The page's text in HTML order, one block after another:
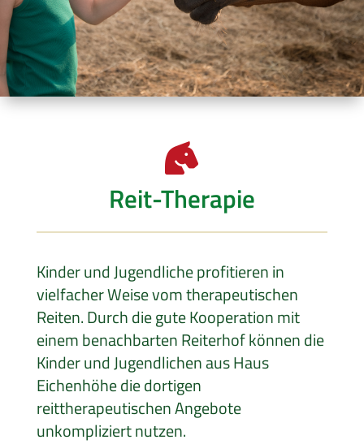

Reit-Therapie
Kinder und Jugendliche profitieren in
vielfacher Weise vom therapeutischen
Reiten. Durch die gute Kooperation mit
einem benachbarten Reiterhof können die
Kinder und Jugendlichen aus Haus
Eichenhöhe die dortigen
reittherapeutischen Angebote
unkompliziert nutzen.